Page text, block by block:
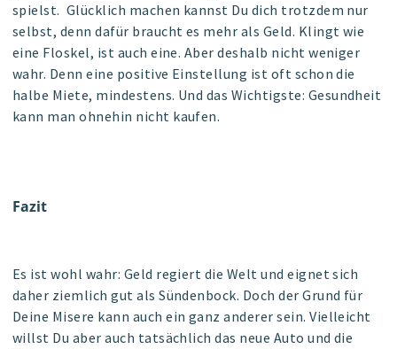
spielst. Glücklich machen kannst Du dich trotzdem nur
selbst, denn dafür braucht es mehr als Geld. Klingt wie
eine Floskel, ist auch eine. Aber deshalb nicht weniger
wahr. Denn eine positive Einstellung ist oft schon die
halbe Miete, mindestens. Und das Wichtigste: Gesundheit
kann man ohnehin nicht kaufen.
Fazit
Es ist wohl wahr: Geld regiert die Welt und eignet sich
daher ziemlich gut als Sündenbock. Doch der Grund für
Deine Misere kann auch ein ganz anderer sein. Vielleicht
willst Du aber auch tatsächlich das neue Auto und die